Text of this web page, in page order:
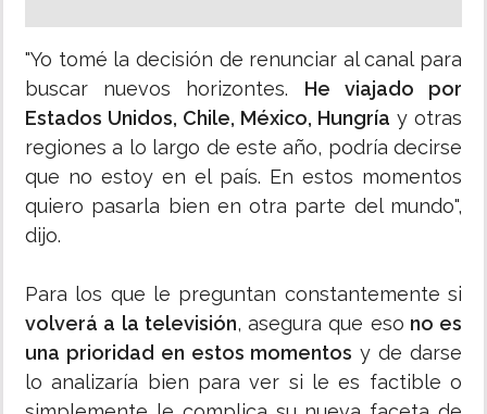
"Yo tomé la decisión de renunciar al canal para
buscar nuevos horizontes. He viajado por
Estados Unidos, Chile, México, Hungría y otras
regiones a lo largo de este año, podría decirse
que no estoy en el país. En estos momentos
quiero pasarla bien en otra parte del mundo",
dijo.
Para los que le preguntan constantemente si
volverá a la televisión, asegura que eso no es
una prioridad en estos momentos y de darse
lo analizaría bien para ver si le es factible o